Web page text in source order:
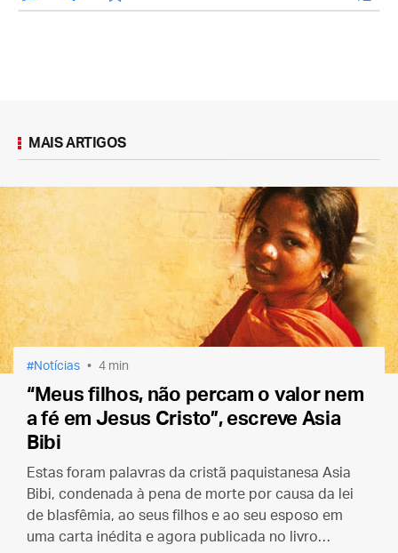
MAIS ARTIGOS
Notícias 4 min
“Meus filhos, não percam o valor nem
a fé em Jesus Cristo”, escreve Asia
Bibi
Estas foram palavras da cristã paquistanesa Asia
Bibi, condenada à pena de morte por causa da lei
de blasfêmia, ao seus filhos e ao seu esposo em
uma carta inédita e agora publicada no livro